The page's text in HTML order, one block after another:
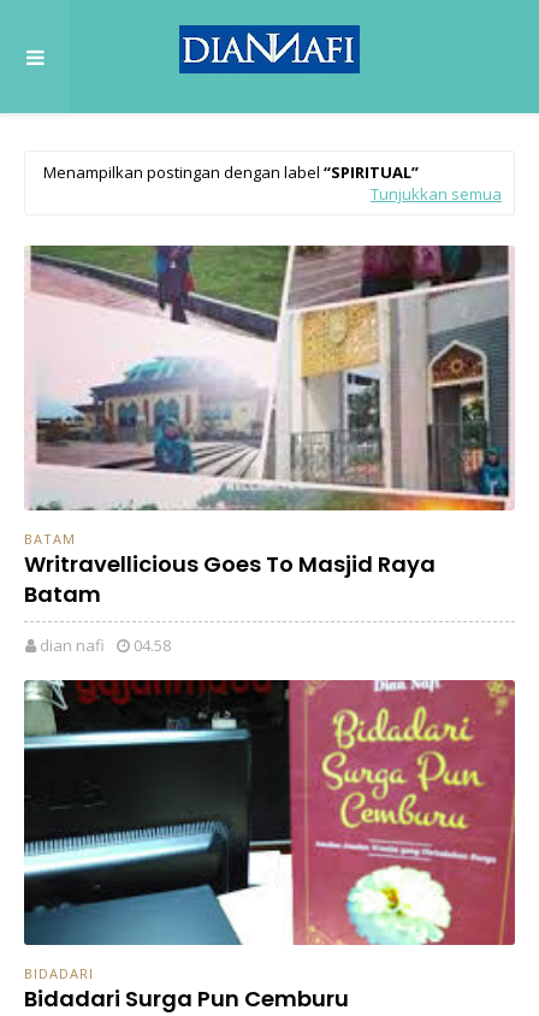
Menampilkan postingan dengan label
SPIRITUAL
Tunjukkan semua
BATAM
Writravellicious Goes To Masjid Raya
Batam
dian nafi 04.58
BIDADARI
Bidadari Surga Pun Cemburu